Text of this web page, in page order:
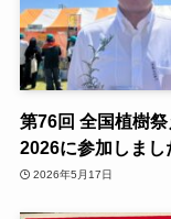
第76回 全国植樹
2026に参加しまし
2026年5月17日